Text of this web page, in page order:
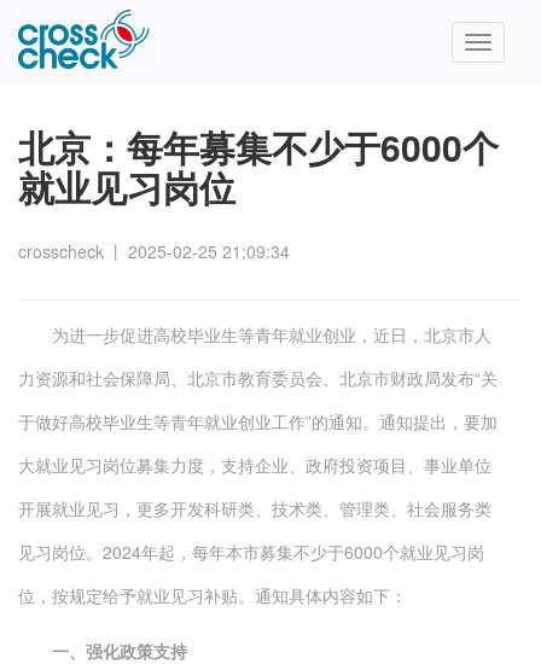
Toggle
北京：每年募集不少于6000个
就业见习岗位
crosscheck 丨 2025-02-25 21:09:34
为进一步促进高校毕业生等青年就业创业，近日，北京市人
力资源和社会保障局、北京市教育委员会、北京市财政局发布“关
于做好高校毕业生等青年就业创业工作”的通知。通知提出，要加
大就业见习岗位募集力度，支持企业、政府投资项目、事业单位
开展就业见习，更多开发科研类、技术类、管理类、社会服务类
见习岗位。2024年起，每年本市募集不少于6000个就业见习岗
位，按规定给予就业见习补贴。通知具体内容如下：
一、强化政策支持